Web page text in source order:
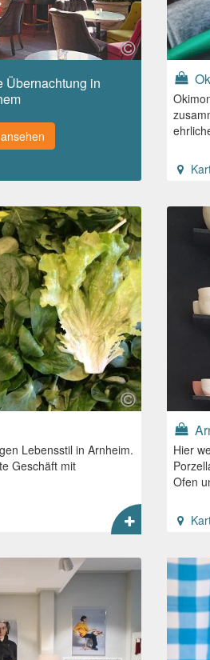
Übernachtung in
Lebensstil in Arnheim.
Geschäft mit
Hier
Ofen